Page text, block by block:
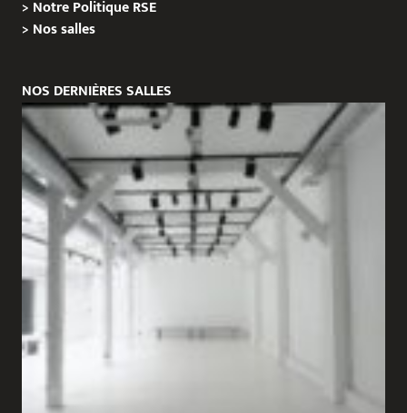
> Notre Politique RSE
> Nos salles
NOS DERNIÈRES SALLES